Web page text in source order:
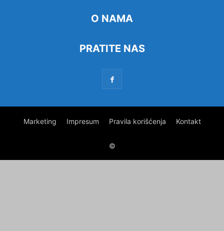
O NAMA
PRATITE NAS
Marketing Impresum Pravila korišćenja Kontakt
©